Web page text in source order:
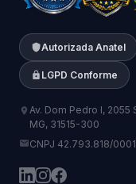
Autorizada Anatel
LGPD Conforme
Av. Dom Pedro I,
MG, 31515-300
CNPJ 42.793.818/